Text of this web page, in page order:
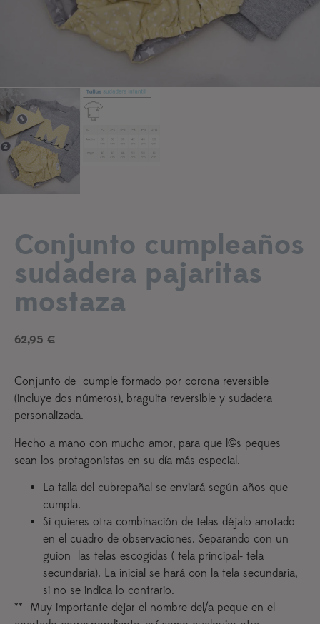
Añadir a lista de deseos
Conjunto cumpleaños
sudadera pajaritas
mostaza
62,95 €
Conjunto de cumple formado por corona reversible
(incluye dos números), braguita reversible y sudadera
personalizada.
Hecho a mano con mucho amor, para que l@s peques
sean los protagonistas en su día más especial.
La talla del cubrepañal se enviará según años que
cumpla.
Si quieres otra combinación de telas déjalo anotado
en el cuadro de observaciones. Separando con un
guion las telas escogidas ( tela principal- tela
secundaria). La inicial se hará con la tela secundaria,
si no se indica lo contrario.
** Muy importante dejar el nombre del/a peque en el